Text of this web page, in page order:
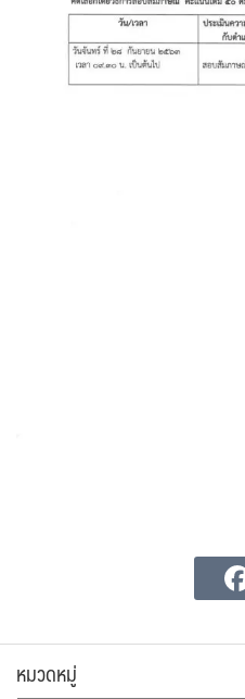
หมวดหมู่